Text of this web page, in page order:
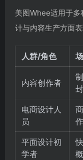
美图Whee适用于
计与内容生产方面表
人群/角色
内容创作者
电商设计人
员
作
平面设计初
学者